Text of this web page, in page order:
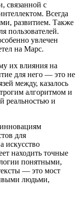
связанной с
Всегда
развитием. Также
пользователей.
увлечен
на Марс.
их влияния на
для него — это не
между, казалось
алгоритмом и
реальностью и
для
искусство
находить точные
понятными,
— это мост
людьми,